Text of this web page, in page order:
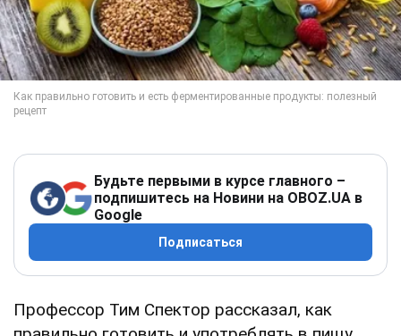
Будьте первыми в курсе главного –
подпишитесь на Новини на OBOZ.UA в
Google
Подписаться
Профессор Тим Спектор рассказал, как